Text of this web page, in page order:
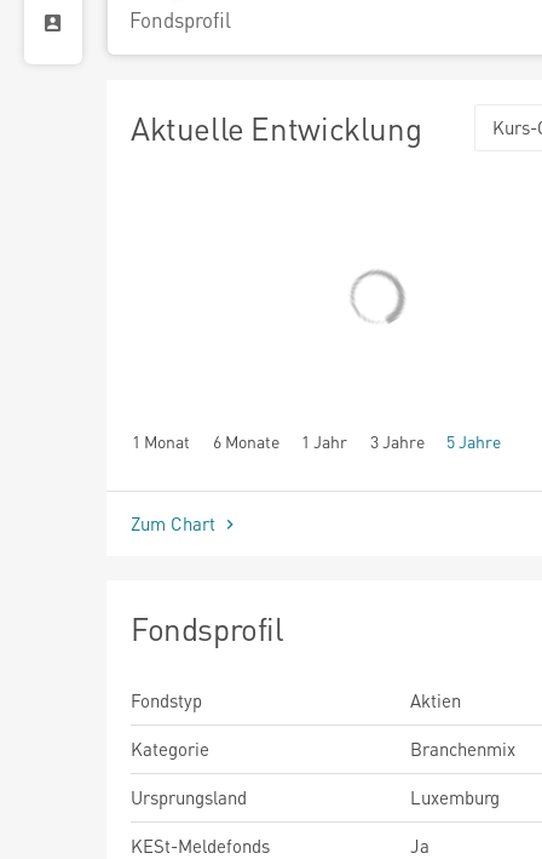
Fondsprofil
Aktuelle Entwicklung Kurs-
1 Monat 6 Monate 1 Jahr 3 Jahre 5 Jahre
seit Beginn
Zum Chart
Fondsprofil
Fondstyp
Aktien
Kategorie
Branchenmix
Ursprungsland
Luxemburg
KESt-Meldefonds
Ja